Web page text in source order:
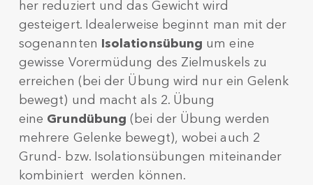
her reduziert und das Gewicht wird
gesteigert. Idealerweise beginnt man mit der
sogenannten Isolationsübung um eine
gewisse Vorermüdung des Zielmuskels zu
erreichen (bei der Übung wird nur ein Gelenk
bewegt) und macht als 2. Übung
eine Grundübung (bei der Übung werden
mehrere Gelenke bewegt), wobei auch 2
Grund- bzw. Isolationsübungen miteinander
kombiniert werden können.